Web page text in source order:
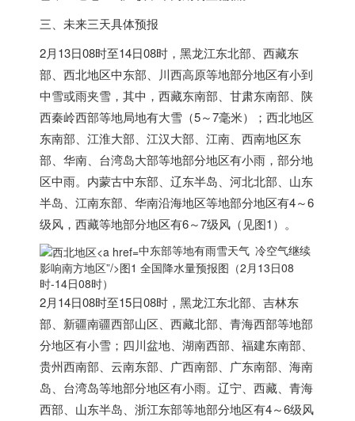
三、未来三天具体预报
2月13日08时至14日08时，黑龙江东北部、西藏东
部、西北地区中东部、川西高原等地部分地区有小到
中雪或雨夹雪，其中，西藏东南部、甘肃东南部、陕
西秦岭西部等地局地有大雪（5～7毫米）；西北地区
东南部、江淮大部、江汉大部、江南、西南地区东
部、华南、台湾岛大部等地部分地区有小雨，部分地
区中雨。内蒙古中东部、辽东半岛、河北北部、山东
半岛、江南东部、华南沿海地区等地部分地区有4～6
级风，西藏等地部分地区有6～7级风（见图1）。
中东部等地有雨雪天气 冷空气继续
影响南方地区”/>图1 全国降水量预报图（2月13日08
时-14日08时）
2月14日08时至15日08时，黑龙江东北部、吉林东
部、新疆南疆西部山区、西藏北部、青海西部等地部
分地区有小雪；四川盆地、湖南西部、福建东南部、
贵州西南部、云南东部、广西南部、广东南部、海南
岛、台湾岛等地部分地区有小雨。辽宁、西藏、青海
西部、山东半岛、浙江东部等地部分地区有4～6级风